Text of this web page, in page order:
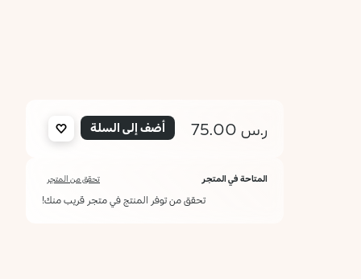
ر.س 75.00 أضف إلى السلة
المتاحة في المتجر تحقق من المتجر
تحقق من توفر المنتج في متجر قريب منك!